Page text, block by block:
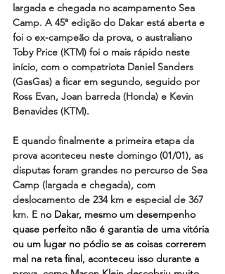
largada e chegada no acampamento Sea
Camp. A 45ª edição do Dakar está aberta e
foi o ex-campeão da prova, o australiano
Toby Price (KTM) foi o mais rápido neste
início, com o compatriota Daniel Sanders
(GasGas) a ficar em segundo, seguido por
Ross Evan, Joan barreda (Honda) e Kevin
Benavides (KTM).
E quando finalmente a primeira etapa da
prova aconteceu neste domingo (01/01), as
disputas foram grandes no percurso de Sea
Camp (largada e chegada), com
deslocamento de 234 km e especial de 367
km. E no Dakar, mesmo um desempenho
quase perfeito não é garantia de uma vitória
ou um lugar no pódio se as coisas correrem
mal na reta final, aconteceu isso durante a